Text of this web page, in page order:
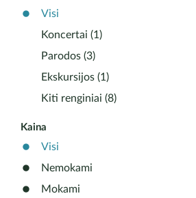
Visi
Koncertai (1)
Parodos (3)
Ekskursijos (1)
Kiti renginiai (8)
Kaina
Visi
Nemokami
Mokami